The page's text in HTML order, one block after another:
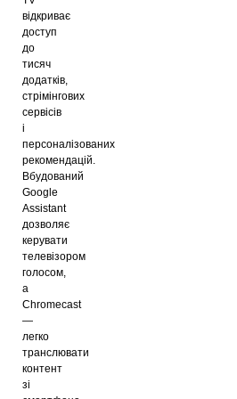
відкриває
доступ
до
тисяч
додатків,
стрімінгових
сервісів
і
персоналізованих
рекомендацій.
Вбудований
Google
Assistant
дозволяє
керувати
телевізором
голосом,
а
Chromecast
—
легко
транслювати
контент
зі